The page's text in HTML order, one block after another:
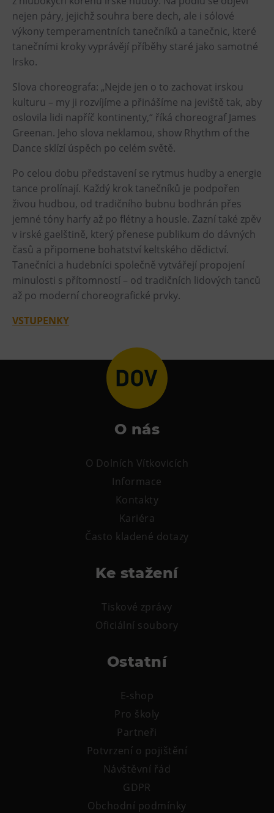
Heligonka
HopJump
Lezecká stěna
Fajna Dilna
FUTUREUM
Prohlídky
Dolní Vítkovice
Hornické muzeum
Občerstvení
Bolt Café
Kavárna Velký Svět techniky
L’Osteria
PECKA DOV
Restaurace VP ART
CØKAFE Dolní Vítkovice
Narozeninové oslavy
nejen páry, jejichž souhra bere dech, ale i sólové
výkony temperamentních tanečníků a tanečnic, které
tanečními kroky vyprávějí příběhy staré jako samotné
Irsko.
Slova choreografa: „Nejde jen o to zachovat irskou
kulturu – my ji rozvíjíme a přinášíme na jeviště tak, aby
oslovila lidi napříč kontinenty,“ říká choreograf James
Greenan. Jeho slova neklamou, show Rhythm of the
Dance sklízí úspěch po celém světě.
Po celou dobu představení se rytmus hudby a energie
tance prolínají. Každý krok tanečníků je podpořen
živou hudbou, od tradičního bubnu bodhrán přes
jemné tóny harfy až po flétny a housle. Zazní také zpěv
v irské gaelštině, který přenese publikum do dávných
časů a připomene bohatství keltského dědictví.
Tanečníci a hudebníci společně vytvářejí propojení
minulosti s přítomností – od tradičních lidových tanců
až po moderní choreografické prvky.
VSTUPENKY
O nás
O Dolních Vítkovicích
Informace
Kontakty
Kariéra
Často kladené dotazy
Ke stažení
Tiskové zprávy
Oficiální soubory
Ostatní
E-shop
Pro školy
Partneři
Potvrzení o pojištění
Návštěvní řád
GDPR
Obchodní podmínky